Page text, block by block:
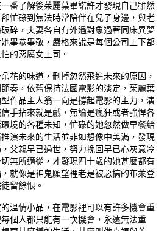
番了解後茱麗葉畢諾許才發現自己雖然
忙碌到無法時常陪伴在兒子身邊，與老
碎，夫妻各自有外遇對象過著同床異夢
畢恭畢敬，嚴格來說是每個公司上下都
的惡魔女上司。
花的味道，刪掉忽然飛進未來的原因，
奏，依舊保持法國電影的淡定，茱麗葉
作品主人翁一向是撐起電影的主力，演
手拈來就是戲，無論是瘋狂或者強悍各
境的各種未知，忙碌的她忽然做早餐給
演未來的生活並非如想像中美滿，發現
父親早已過世，努力挽回早已心灰意冷
無所適從，才發現四十歲的她甚麼都有
就像是神鬼願望裡老是被惡搞的布萊登
留餘恨。
溫情小品，在電影裡可以有許多機會重
個人都只能有一次機會，永遠無法重